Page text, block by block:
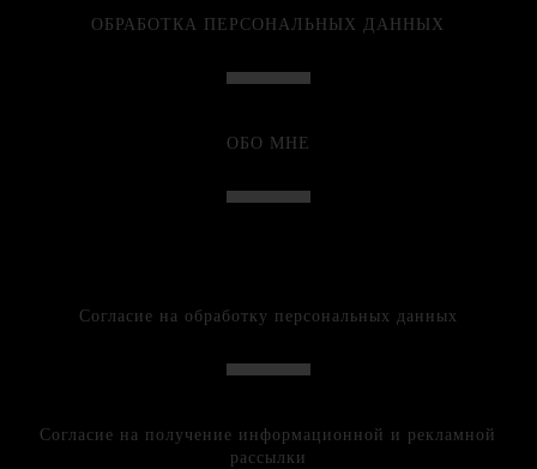
ОБРАБОТКА ПЕРСОНАЛЬНЫХ ДАННЫХ
ОБО МНЕ
Согласие на обработку персональных данных
Согласие на получение информационной и рекламной
рассылки